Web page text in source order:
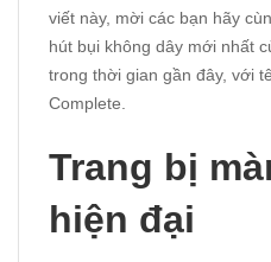
viết này, mời các bạn hãy
hút bụi không dây mới nhất
trong thời gian gần đây, với
Complete.
Trang bị
hiện đại